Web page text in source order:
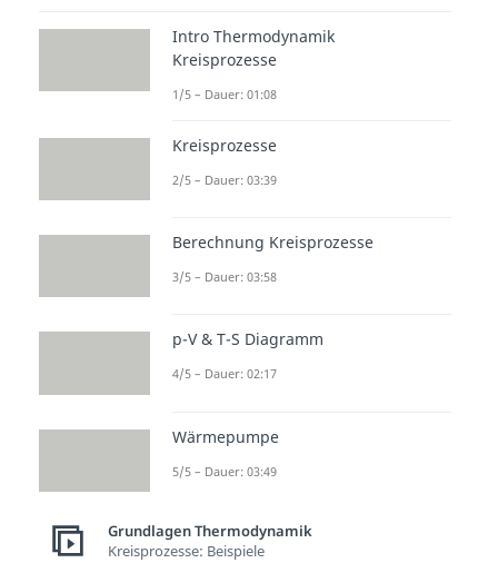
Intro Thermodynamik
Kreisprozesse
1/5 – Dauer: 01:08
Kreisprozesse
2/5 – Dauer: 03:39
Berechnung Kreisprozesse
3/5 – Dauer: 03:58
p-V & T-S Diagramm
4/5 – Dauer: 02:17
Wärmepumpe
5/5 – Dauer: 03:49
Grundlagen Thermodynamik
Kreisprozesse: Beispiele